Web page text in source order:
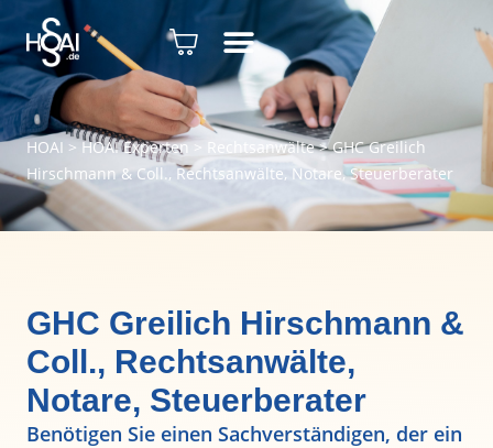
HOAI > HOAI Experten> Rechtsanwälte>GHC Greilich
Hirschmann & Coll., Rechtsanwälte, Notare, Steuerberater
GHC Greilich Hirschmann &
Coll., Rechtsanwälte,
Notare, Steuerberater
Benötigen Sie einen Sachverständigen, der ein